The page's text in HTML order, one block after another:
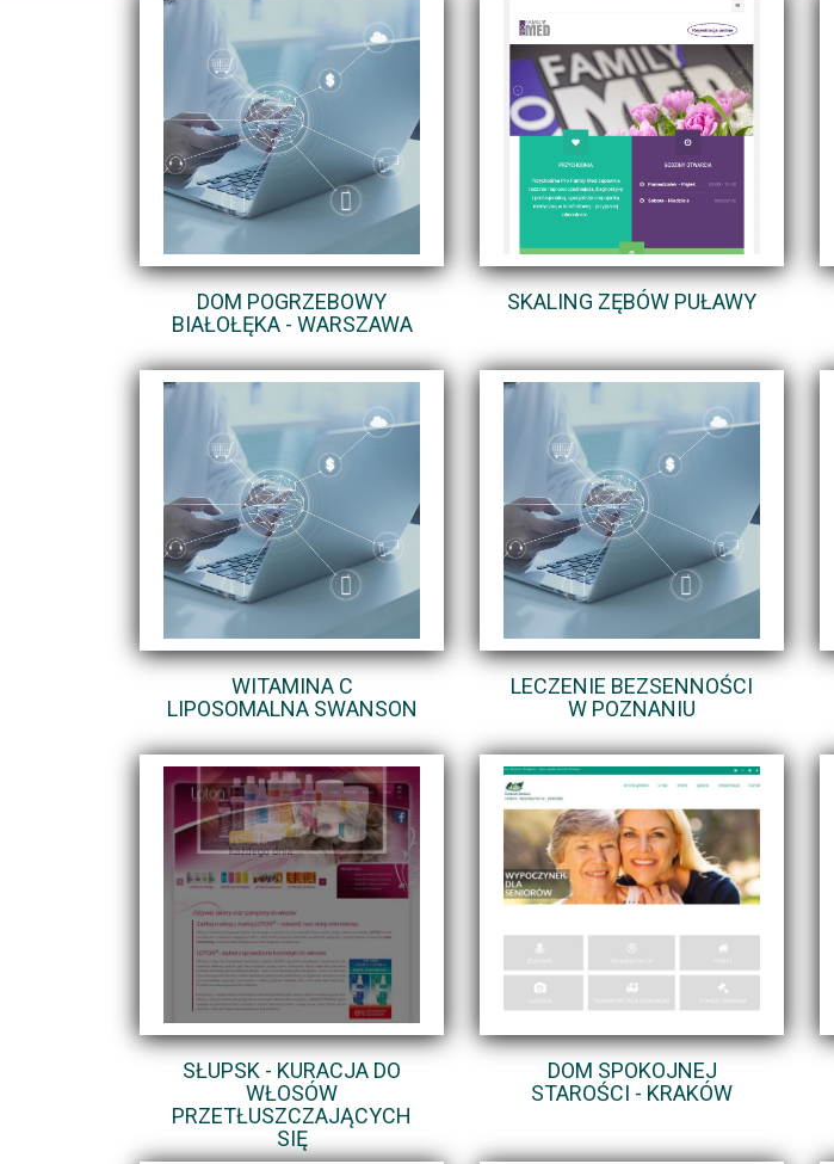
DOM POGRZEBOWY
BIAŁOŁĘKA - WARSZAWA
SKALING ZĘBÓW PUŁAWY
WITAMINA C
LIPOSOMALNA SWANSON
LECZENIE BEZSENNOŚCI
W POZNANIU
SŁUPSK - KURACJA DO
WŁOSÓW
PRZETŁUSZCZAJĄCYCH
SIĘ
DOM SPOKOJNEJ
STAROŚCI - KRAKÓW